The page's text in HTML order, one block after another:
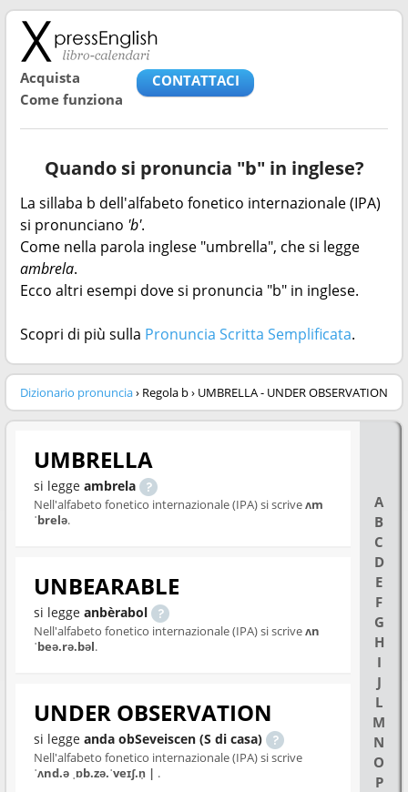
Acquista
Come funziona
CONTATTACI
Quando si pronuncia "b" in inglese?
La sillaba b dell'alfabeto fonetico internazionale (IPA)
si pronunciano 'b'.
Come nella parola inglese "umbrella", che si legge
ambrela.
Ecco altri esempi dove si pronuncia "b" in inglese.
Scopri di più sulla Pronuncia Scritta Semplificata.
Dizionario pronuncia› Regola b › UMBRELLA - UNDER OBSERVATION
A
B
C
D
E
F
G
H
I
J
L
M
N
O
P
UMBRELLA
si legge ambrela
Nell'alfabeto fonetico internazionale (IPA) si scriveʌm
ˈbrelə.
UNBEARABLE
si legge anbèrabol
Nell'alfabeto fonetico internazionale (IPA) si scriveʌn
ˈbeə.rə.bəl.
UNDER OBSERVATION
si legge anda obSeveiscen (S di casa)
Nell'alfabeto fonetico internazionale (IPA) si scrive
ˈʌnd.ə ˌɒb.zə.ˈveɪʃ.n̩ | .